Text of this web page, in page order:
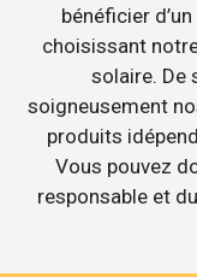
bénéficier
choisissant
solaire. De
soigneusement
produits
Vous pouvez
responsable et